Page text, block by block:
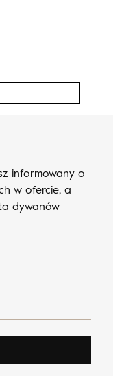
informowany o
w ofercie, a
dywanów